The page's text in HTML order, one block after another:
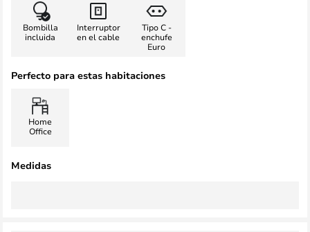
Bombilla
incluida
Interruptor
en el cable
Tipo C -
enchufe
Euro
Perfecto para estas habitaciones
Home
Office
Medidas